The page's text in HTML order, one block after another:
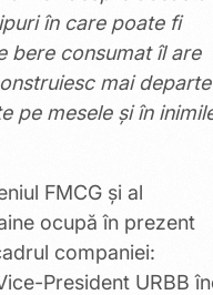
în care poate fi
bere consumat îl are
mai
pe mesele şi în
FMCG şi al
ocupă în prezent
companiei:
President URBB